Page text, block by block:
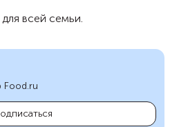
всей семьи.
Food.ru